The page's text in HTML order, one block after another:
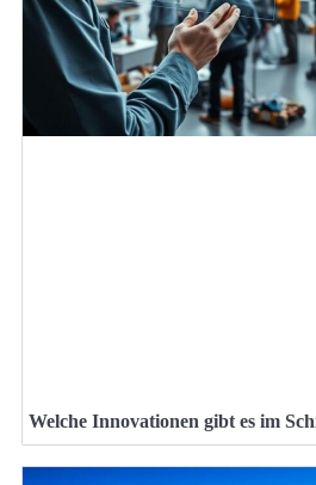
Welche Innovationen gibt es im